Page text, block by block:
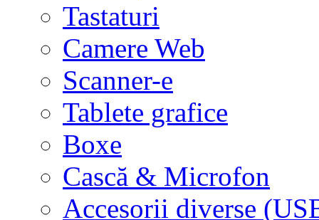
Tastaturi
Camere Web
Scanner-e
Tablete grafice
Boxe
Cască & Microfon
Accesorii diverse